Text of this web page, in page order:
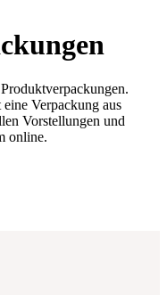
Verpackung aus
Vorstellungen und
online.